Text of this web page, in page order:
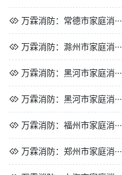
万霖消防：常德市家庭消···
万霖消防：滁州市家庭消···
万霖消防：黑河市家庭消···
万霖消防：黑河市家庭消···
万霖消防：福州市家庭消···
万霖消防：郑州市家庭消···